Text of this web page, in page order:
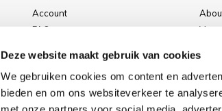
Deze website maakt gebruik van cookies
We gebruiken cookies om content en
bieden en om ons websiteverkeer te
Account
FAQ
Payment Methods
Shipping
Discount
Our